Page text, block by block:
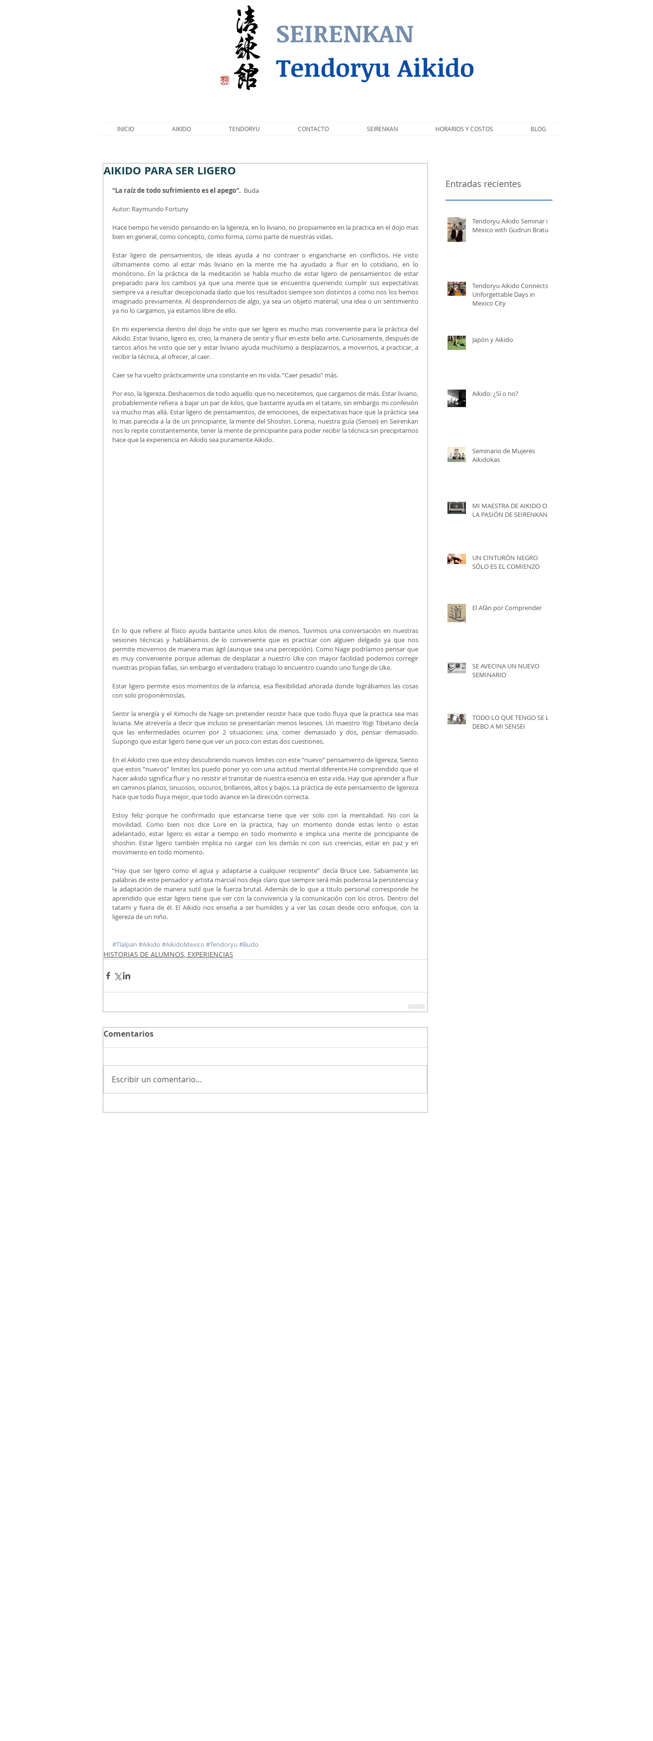
SEIRENKAN
Tendoryu Aikido
INICIO AIKIDO TENDORYU CONTACTO SEIRENKAN HORARIOS Y COSTOS BLOG
AIKIDO PARA SER LIGERO
"La raíz de todo sufrimiento es el apego".
  Buda
Autor: Raymundo Fortuny
Hace tiempo he venido pensando en la ligereza, en lo liviano, no propiamente en la practica en el dojo mas
bien en general, como concepto, como forma, como parte de nuestras vidas.
Estar ligero de pensamientos, de ideas ayuda a no contraer o engancharse en conflictos. He visto
últimamente como al estar más liviano en la mente me ha ayudado a fluir en lo cotidiano, en lo
monótono. En la práctica de la meditación se habla mucho de estar ligero de pensamientos de estar
preparado para los cambios ya que una mente que se encuentra queriendo cumplir sus expectativas
siempre va a resultar decepcionada dado que los resultados siempre son distintos a como nos los hemos
imaginado previamente. Al desprendernos de algo, ya sea un objeto material, una idea o un sentimiento
ya no lo cargamos, ya estamos libre de ello.
En mi experiencia dentro del dojo he visto que ser ligero es mucho mas conveniente para la práctica del
Aikido. Estar liviano, ligero es, creo, la manera de sentir y fluir en este bello arte. Curiosamente, después de
tantos años he visto que ser y estar liviano ayuda muchísimo a desplazarnos, a movernos, a practicar, a
recibir la técnica, al ofrecer, al caer.
Caer se ha vuelto prácticamente una constante en mi vida. “Caer pesado” más.
Por eso, la ligereza. Deshacernos de todo aquello que no necesitemos, que cargamos de más. Estar liviano,
probablemente refiera a bajar un par de kilos, que bastante ayuda en el tatami, sin embargo mi confesión
va mucho mas allá. Estar ligero de pensamientos, de emociones, de expectativas hace que la práctica sea
lo mas parecida a la de un principiante, la mente del Shoshin. Lorena, nuestra guía (Sensei) en Seirenkan
nos lo repite constantemente, tener la mente de principiante para poder recibir la técnica sin precipitarnos
hace que la experiencia en Aikido sea puramente Aikido.
En lo que refiere al físico ayuda bastante unos kilos de menos. Tuvimos una conversación en nuestras
sesiones técnicas y hablábamos de lo conveniente que es practicar con alguien delgado ya que nos
permite movernos de manera mas ágil (aunque sea una percepción). Como Nage podríamos pensar que
es muy conveniente porque ademas de desplazar a nuestro Uke con mayor facilidad podemos corregir
nuestras propias fallas, sin embargo el verdadero trabajo lo encuentro cuando uno funge de Uke.
Estar ligero permite esos momentos de la infancia, esa flexibilidad añorada donde lográbamos las cosas
con solo proponérnoslas.
Sentir la energía y el Kimochi de Nage sin pretender resistir hace que todo fluya que la practica sea mas
liviana. Me atrevería a decir que incluso se presentarían menos lesiones. Un maestro Yogi Tibetano decía
que las enfermedades ocurren por 2 situaciones: una, comer demasiado y dos, pensar demasiado.
Supongo que estar ligero tiene que ver un poco con estas dos cuestiones.
En el Aikido creo que estoy descubriendo nuevos limites con este “nuevo” pensamiento de ligereza, Siento
que estos “nuevos” limites los puedo poner yo con una actitud mental diferente.He comprendido que el
hacer aikido significa fluir y no resistir el transitar de nuestra esencia en esta vida. Hay que aprender a fluir
en caminos planos, sinuosos, oscuros, brillantes, altos y bajos. La práctica de este pensamiento de ligereza
hace que todo fluya mejor, que todo avance en la dirección correcta.
Estoy feliz porque he confirmado que estancarse tiene que ver solo con la mentalidad. No con la
movilidad. Como bien nos dice Lore en la practica, hay un momento donde estas lento o estas
adelantado, estar ligero es estar a tiempo en todo momento e implica una mente de principiante de
shoshin. Estar ligero también implica no cargar con los demás ni con sus creencias, estar en paz y en
movimiento en todo momento.
“Hay que ser ligero como el agua y adaptarse a cualquier recipiente” decía Bruce Lee. Sabiamente las
palabras de este pensador y artista marcial nos deja claro que siempre será más poderosa la persistencia y
la adaptación de manera sutil que la fuerza brutal. Además de lo que a titulo personal corresponde he
aprendido que estar ligero tiene que ver con la convivencia y la comunicación con los otros. Dentro del
tatami y fuera de él. El Aikido nos enseña a ser humildes y a ver las cosas desde otro enfoque, con la
ligereza de un niño.
#Tlalpan #Aikido #AikidoMexico #Tendoryu #Budo
HISTORIAS DE ALUMNOS, EXPERIENCIAS
Comentarios
Escribir un comentario...
Entradas recientes
Tendoryu Aikido Seminar in
Mexico with Gudrun Bratu.
Tendoryu Aikido Connects:
Unforgettable Days in
Mexico City
Japón y Aikido
Aikido: ¿Sí o no?
Seminario de Mujeres
Aikidokas
MI MAESTRA DE AIKIDO O
LA PASIÓN DE SEIRENKAN.
UN CINTURÓN NEGRO
SÓLO ES EL COMIENZO
El Afán por Comprender
SE AVECINA UN NUEVO
SEMINARIO
TODO LO QUE TENGO SE LO
DEBO A MI SENSEI